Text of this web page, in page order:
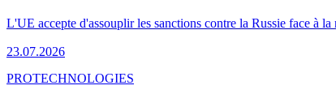
L'UE accepte d'assouplir les sanctions contre la Russie face à la
23.07.2026
PROTECHNOLOGIES